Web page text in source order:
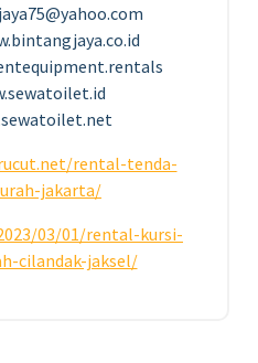
rental-tenda-
jakarta/
03/01/rental-kursi-
cilandak-jaksel/